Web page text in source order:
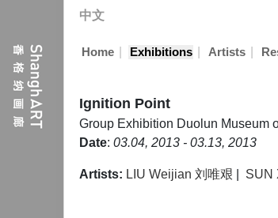
中文
Home Exhibitions Artists
Ignition Point
Group Exhibition Duolun Museum
Date: 03.04, 2013 - 03.13, 2013
Artists: LIU Weijian 刘唯艰 SUN